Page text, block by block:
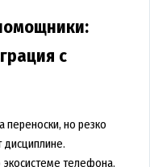
с
переноски, но резко
дисциплине.
телефона.